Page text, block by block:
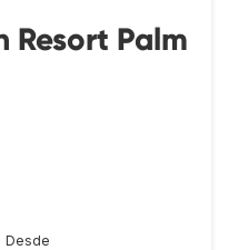
Resort Palm
Desde